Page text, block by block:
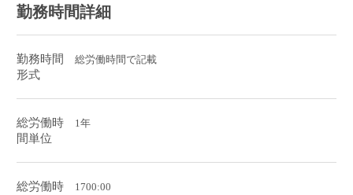
勤務時間詳細
勤務時間
形式
総労働時間で記載
総労働時
間単位
1年
総労働時
1700:00